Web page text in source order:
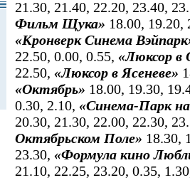
21.30, 21.40, 22.20, 23.40,
Фильм Щука» 18.00, 19.20,
«Кронверк Синема
22.50, 0.00, 0.55, «Люксор в
22.50, «Люксор в Ясеневе»
«Октябрь» 18.00, 19.30,
0.30, 2.10, «Синема-Парк
20.30, 21.30, 22.00, 22.30,
Октябрьском Поле» 18.30,
23.30, «Формула кино
21.10, 22.25, 23.20, 0.35,